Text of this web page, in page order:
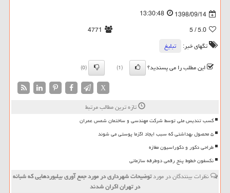
1398/09/14
13:30:48
5.0
/ 5
4771
تگهای خبر:
تبلیغ
این مطلب را می پسندید؟
(1)
(0)
X
تازه ترین مطالب مرتبط
کسب تندیس ملی توسط شرکت مهندسی و ساختمان شمس عمران
۵ محصول بهداشتی که سبب ایجاد اگزما پوستی می شوند
طراحی دکور و دکوراسیون مغازه
نکسفون خطوط پنج رقمی دوطرفه سازمانی
نظرات بینندگان در موردتوضیحات شهرداری در مورد جمع آوری بیلبوردهایی كه شبانه
در تهران اكران شدند